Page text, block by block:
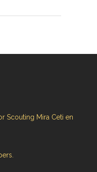
Scouting Mira Ceti en